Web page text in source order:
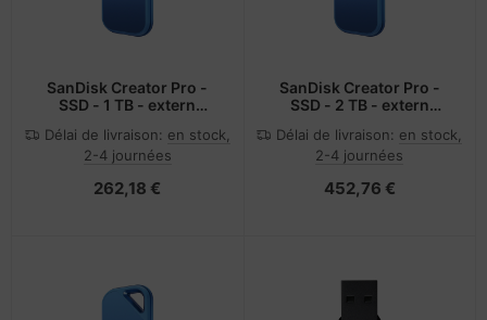
SanDisk Creator Pro -
SSD - 1 TB - extern
Délai de livraison: en stock,
2-4 journées
262,18 €
SanDisk Creator Pro -
SSD - 2 TB - extern
Délai de livraison: en stock,
2-4 journées
452,76 €